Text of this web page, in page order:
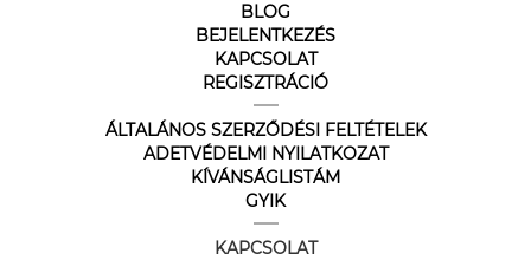
BLOG
BEJELENTKEZÉS
KAPCSOLAT
REGISZTRÁCIÓ
ÁLTALÁNOS SZERZŐDÉSI FELTÉTELEK
ADETVÉDELMI NYILATKOZAT
KÍVÁNSÁGLISTÁM
GYIK
KAPCSOLAT